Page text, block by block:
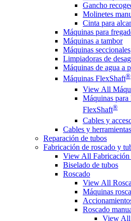
Gancho
Molinetes
Cinta para
Máquinas para
Máquinas a tambor
Máquinas seccionales
Limpiadoras de
Máquinas de agua a
Máquinas FlexShaft®
View All
Máquinas para
FlexShaft®
Cables y
Cables y herramientas
Reparación de tubos
Fabricación de roscado y
View All Fabricación
Biselado de tubos
Roscado
View All
Máquinas
Roscado
View All